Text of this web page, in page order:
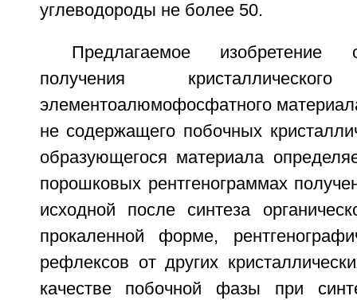
углеводороды не более 50.
Предлагаемое изобретение
получения кристаллического
элементоалюмофосфатного
не содержащего побочных
образующегося материала
порошковых рентгенограммах
исходной после синтеза
прокаленной форме,
рефлексов от других
качестве побочной фазы при